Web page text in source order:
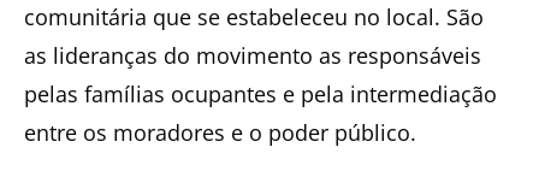
comunitária que se estabeleceu no local. São
as lideranças do movimento as responsáveis
pelas famílias ocupantes e pela intermediação
entre os moradores e o poder público.